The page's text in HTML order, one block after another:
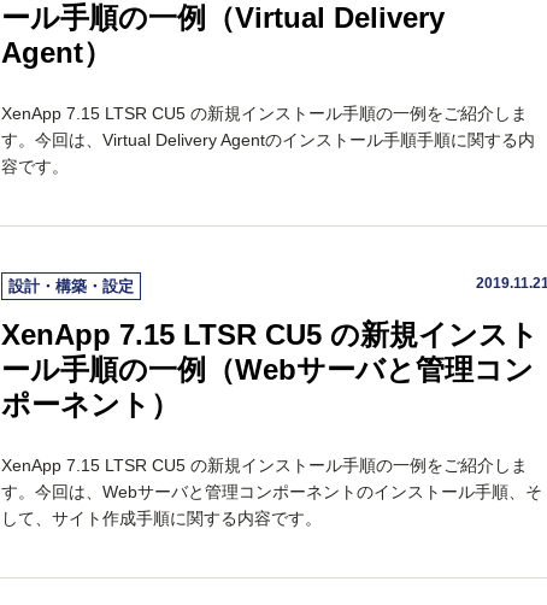
ール手順の一例（Virtual Delivery
Agent）
XenApp 7.15 LTSR CU5 の新規インストール手順の一例をご紹介しま
す。今回は、Virtual Delivery Agentのインストール手順手順に関する内
容です。
設計・構築・設定
XenApp 7.15 LTSR CU5 の新規インスト
ール手順の一例（Webサーバと管理コン
ポーネント）
XenApp 7.15 LTSR CU5 の新規インストール手順の一例をご紹介しま
す。今回は、Webサーバと管理コンポーネントのインストール手順、そ
して、サイト作成手順に関する内容です。